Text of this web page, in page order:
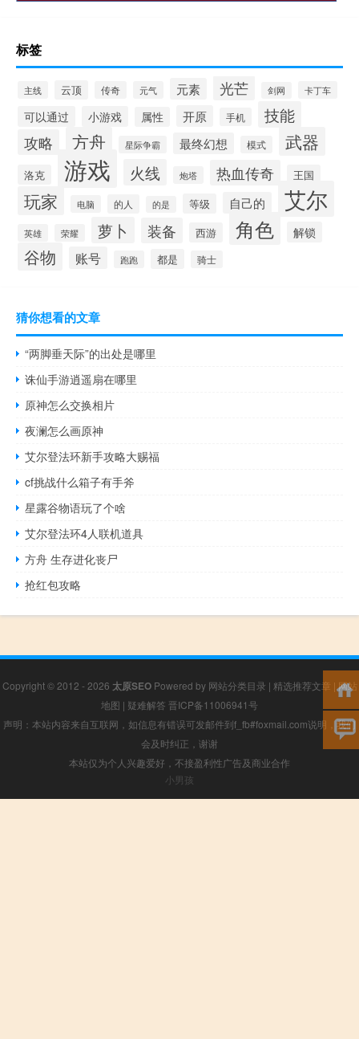
标签
主线 云顶 传奇 元气 元素 光芒 剑网 卡丁车
可以通过 小游戏 属性 开原 手机 技能
攻略 方舟 星际争霸 最终幻想 模式 武器
洛克 游戏 火线 炮塔 热血传奇 王国
玩家 电脑 的人 的是 等级 自己的 艾尔
英雄 荣耀 萝卜 装备 西游 角色 解锁
谷物 账号 跑跑 都是 骑士
猜你想看的文章
“两脚垂天际”的出处是哪里
诛仙手游逍遥扇在哪里
原神怎么交换相片
夜澜怎么画原神
艾尔登法环新手攻略大赐福
cf挑战什么箱子有手斧
星露谷物语玩了个啥
艾尔登法环4人联机道具
方舟 生存进化丧尸
抢红包攻略
Copyright © 2012 - 2026 太原SEOPowered by 网站分类目录 | 精选推荐文章 |网站
地图 | 疑难解答 晋ICP备11006941号
声明：本站内容来自互联网，如信息有错误可发邮件到f_fb#foxmail.com说明，我们
会及时纠正，谢谢
本站仅为个人兴趣爱好，不接盈利性广告及商业合作
小男孩